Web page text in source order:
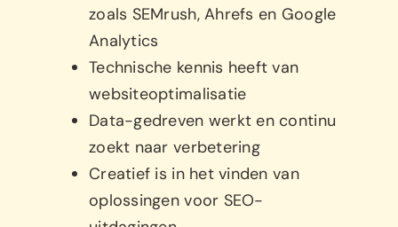
zoals SEMrush, Ahrefs en Google
Analytics
Technische kennis heeft van
websiteoptimalisatie
Data-gedreven werkt en continu
zoekt naar verbetering
Creatief is in het vinden van
oplossingen voor SEO-